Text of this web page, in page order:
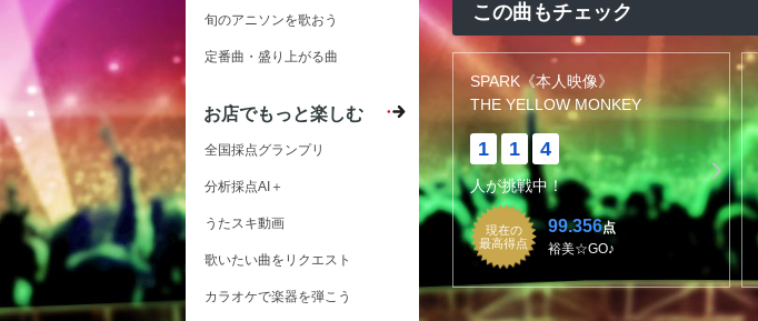
この曲もチェック
SPARK《本人映像》
THE YELLOW MONKEY
1 1 4
人が挑戦中！
現在の
最高得点
99.356点
裕美☆GO♪
旬のアニソンを歌おう
定番曲・盛り上がる曲
お店でもっと楽しむ
全国採点グランプリ
分析採点AI＋
うたスキ動画
歌いたい曲をリクエスト
カラオケで楽器を弾こう